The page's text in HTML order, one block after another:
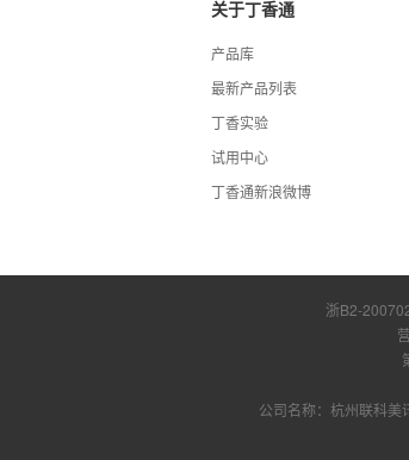
关于丁香通
产品库
最新产品列表
丁香实验
试用中心
丁香通新浪微博
浙B2-
公司名称：杭州联科美